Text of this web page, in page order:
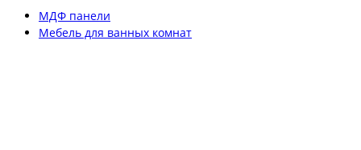
МДФ панели
Мебель для ванных комнат